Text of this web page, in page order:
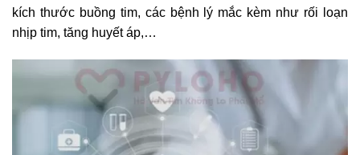
kích thước buồng tim, các bệnh lý mắc kèm như rối loạn
nhịp tim, tăng huyết áp,…